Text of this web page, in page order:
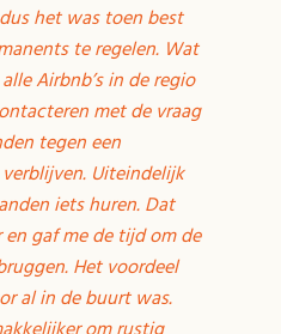
het was toen best
te regelen. Wat
Airbnb’s in de regio
met de vraag
tegen een
Uiteindelijk
iets huren. Dat
gaf me de tijd om de
Het voordeel
al in de buurt was.
om rustig